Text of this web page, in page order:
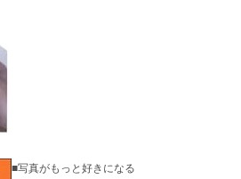
■写真がもっと好きになる